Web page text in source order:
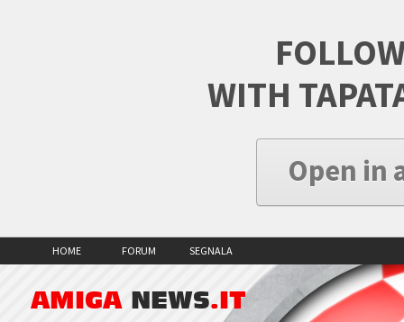
WITH
Open in
HOME FORUM SEGNALA
AMIGA NEWS.IT